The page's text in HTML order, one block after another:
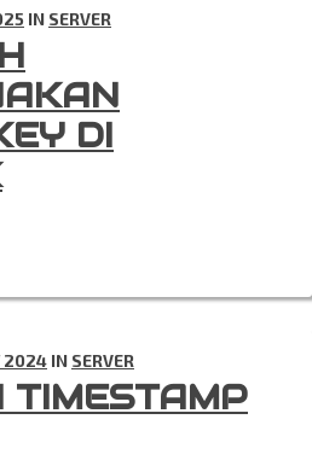
DI
IN SERVER
TIMESTAMP
2024 IN SERVER